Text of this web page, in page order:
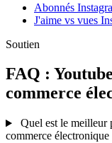
Abonnés
J'aime vs vues
Soutien
FAQ :
commerce
Quel est le meilleur
commerce électronique